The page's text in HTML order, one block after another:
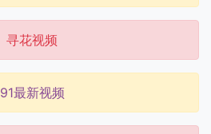
寻花视频
91最新视频